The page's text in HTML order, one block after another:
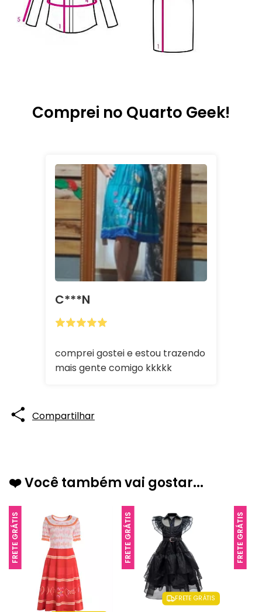
Comprei no Quarto Geek!
C***n
comprei gostei e estou trazendo
mais gente comigo kkkkk
Compartilhar
❤️ Você também vai gostar...
FRETE GRÁTIS
FRETE GRÁTIS
FRETE GRÁTIS FRETE GRÁTIS